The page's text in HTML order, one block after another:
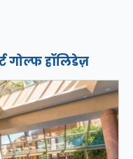
गोल्फ हॉलिडेज़